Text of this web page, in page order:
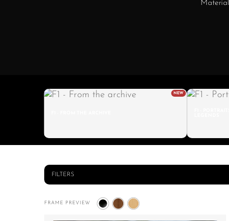
FILTERS
FRAME PREVIEW